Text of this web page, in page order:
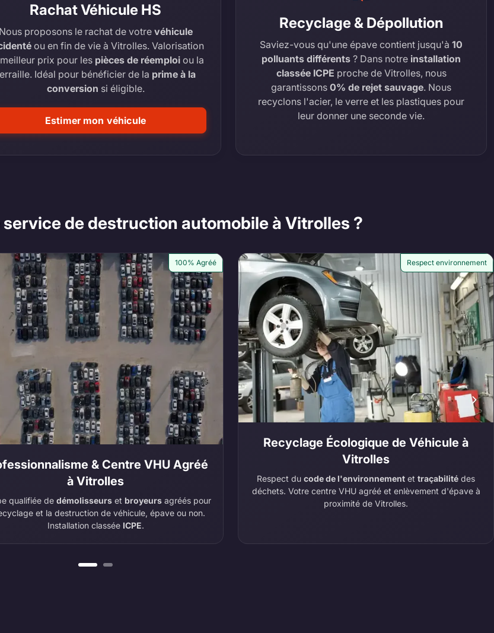
Rachat Véhicule HS
Nous proposons le rachat de votre véhicule
ou en fin de vie à Vitrolles. Valorisation
prix pour les pièces de réemploi ou la
Idéal pour bénéficier de la prime à la
conversion si éligible.
Estimer mon véhicule
Recyclage & Dépollution
Saviez-vous qu'une épave contient jusqu'à 10
polluants différents ? Dans notre installation
classée ICPE proche de Vitrolles, nous
garantissons 0% de rejet sauvage. Nous
recyclons l'acier, le verre et les plastiques pour
leur donner une seconde vie.
de destruction automobile à Vitrolles ?
100% Agréé
& Centre VHU Agréé
à Vitrolles
qualifiée dedémolisseurs et broyeurs agréés pour
et la destruction de véhicule, épave ou non.
Installation classée ICPE.
Respect environnement
Recyclage Écologique de Véhicule à
Vitrolles
Respect ducode de l'environnement ettraçabilité des
déchets. Votre centre VHU agréé et enlèvement d'épave à
proximité de Vitrolles.